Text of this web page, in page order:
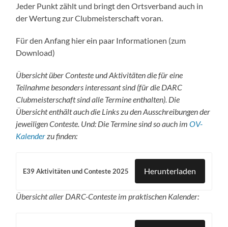
Jeder Punkt zählt und bringt den Ortsverband auch in
der Wertung zur Clubmeisterschaft voran.
Für den Anfang hier ein paar Informationen (zum
Download)
Übersicht über Conteste und Aktivitäten die für eine
Teilnahme besonders interessant sind (für die DARC
Clubmeisterschaft sind alle Termine enthalten). Die
Übersicht enthält auch die Links zu den Ausschreibungen der
jeweiligen Conteste. Und: Die Termine sind so auch imOV-
Kalender zu finden:
E39 Aktivitäten und Conteste 2025 Herunterladen
Übersicht aller DARC-Conteste im praktischen Kalender: